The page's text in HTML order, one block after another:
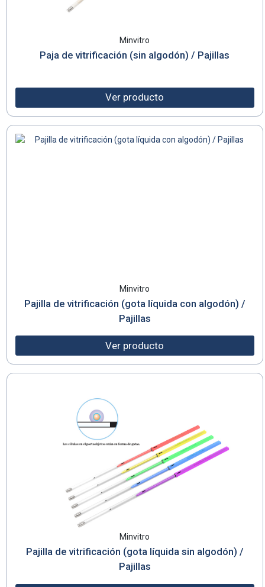
Minvitro
Paja de vitrificación (sin algodón) / Pajillas
Ver producto
Minvitro
Pajilla de vitrificación (gota líquida con algodón) /
Pajillas
Ver producto
Minvitro
Pajilla de vitrificación (gota líquida sin algodón) /
Pajillas